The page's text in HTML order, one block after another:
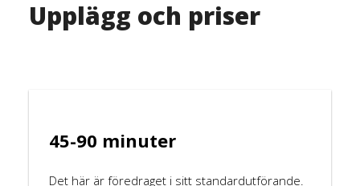
Upplägg och priser
45-90 minuter
Det här är föredraget i sitt standardutförande.